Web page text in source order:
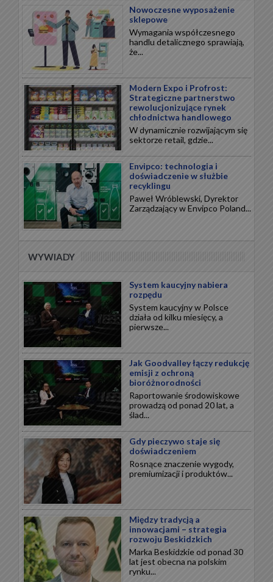
Nowoczesne wyposażenie
sklepowe
Wymagania współczesnego
handlu detalicznego sprawiają,
że...
Modern Expo i Profrost:
Strategiczne partnerstwo
rewolucjonizujące rynek
chłodnictwa handlowego
W dynamicznie rozwijającym się
sektorze retail, gdzie...
Envipco: technologia i
doświadczenie w służbie
recyklingu
Paweł Wróblewski, Dyrektor
Zarządzający w Envipco Poland...
WYWIADY
System kaucyjny nabiera
rozpędu
System kaucyjny w Polsce
działa od kilku miesięcy, a
pierwsze...
Jak Goodvalley łączy redukcję
emisji z ochroną
bioróżnorodności
Raportowanie środowiskowe
prowadzą od ponad 20 lat, a
ślad...
Gdy pieczywo staje się
doświadczeniem
Rosnące znaczenie wygody,
premiumizacji i produktów...
Między tradycją a
innowacjami – strategia
rozwoju Beskidzkich
Marka Beskidzkie od ponad 30
lat jest obecna na polskim
rynku...